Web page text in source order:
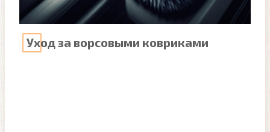
Уход за ворсовыми ковриками